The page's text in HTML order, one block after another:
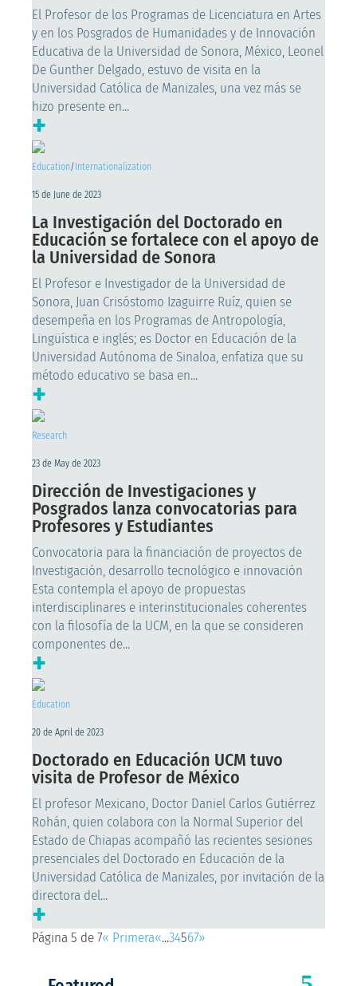
El Profesor de los Programas de Licenciatura en Artes
y en los Posgrados de Humanidades y de Innovación
Educativa de la Universidad de Sonora, México, Leonel
De Gunther Delgado, estuvo de visita en la
Universidad Católica de Manizales, una vez más se
hizo presente en...
+
Education/ Internationalization
15 de June de 2023
La Investigación del Doctorado en
Educación se fortalece con el apoyo de
la Universidad de Sonora
El Profesor e Investigador de la Universidad de
Sonora, Juan Crisóstomo Izaguirre Ruíz, quien se
desempeña en los Programas de Antropología,
Lingüística e inglés; es Doctor en Educación de la
Universidad Autónoma de Sinaloa, enfatiza que su
método educativo se basa en...
+
Research
23 de May de 2023
Dirección de Investigaciones y
Posgrados lanza convocatorias para
Profesores y Estudiantes
Convocatoria para la financiación de proyectos de
Investigación, desarrollo tecnológico e innovación
Esta contempla el apoyo de propuestas
interdisciplinares e interinstitucionales coherentes
con la filosofía de la UCM, en la que se consideren
componentes de...
+
Education
20 de April de 2023
Doctorado en Educación UCM tuvo
visita de Profesor de México
El profesor Mexicano, Doctor Daniel Carlos Gutiérrez
Rohán, quien colabora con la Normal Superior del
Estado de Chiapas acompañó las recientes sesiones
presenciales del Doctorado en Educación de la
Universidad Católica de Manizales, por invitación de la
directora del...
+
Página 5 de 7« Primera«...34567»